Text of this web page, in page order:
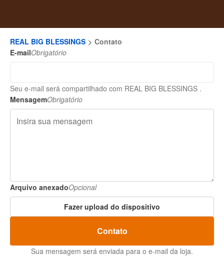
REAL BIG BLESSINGS
Contato
E-mailObrigatório
Seu e-mail será compartilhado com REAL BIG BLESSINGS .
MensagemObrigatório
Arquivo anexadoOpcional
Fazer upload do dispositivo
Contato
Sua mensagem será enviada para o e-mail da loja.